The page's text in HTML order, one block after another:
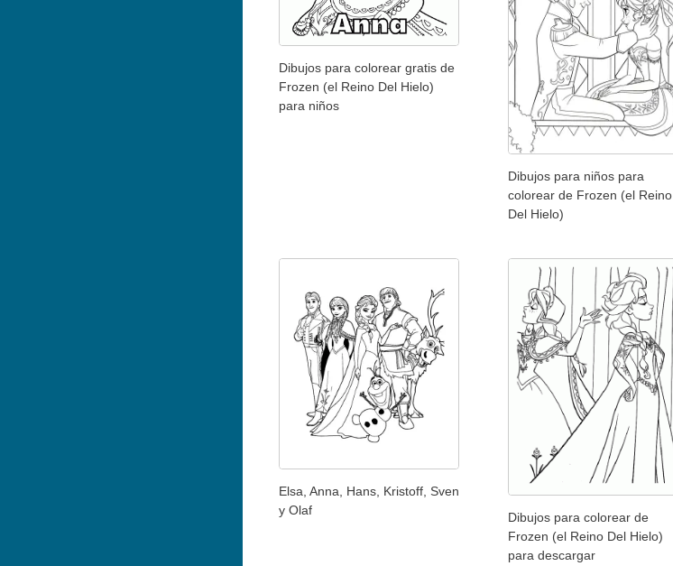
Dibujos para colorear gratis de
Frozen (el Reino Del Hielo)
para niños
Dibujos para niños para
colorear de Frozen (el Reino
Del Hielo)
Elsa, Anna, Hans, Kristoff, Sven
y Olaf
Dibujos para colorear de
Frozen (el Reino Del Hielo)
para descargar